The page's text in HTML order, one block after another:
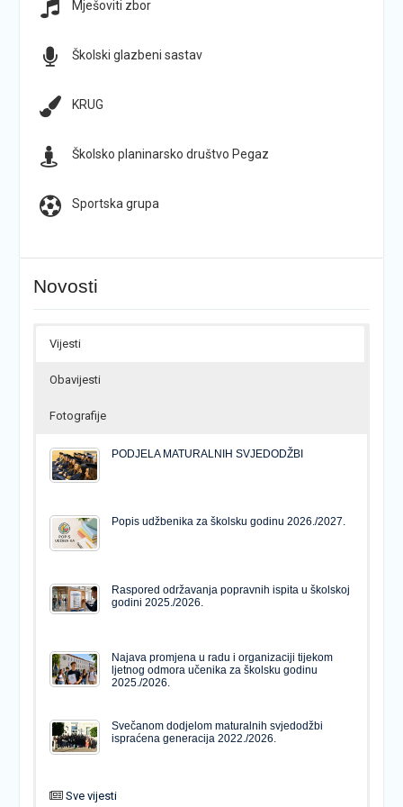
Mješoviti zbor
Školski glazbeni sastav
KRUG
Školsko planinarsko društvo Pegaz
Sportska grupa
Novosti
Vijesti
Obavijesti
Fotografije
PODJELA MATURALNIH SVJEDODŽBI
Popis udžbenika za školsku godinu 2026./2027.
Raspored održavanja popravnih ispita u školskoj
godini 2025./2026.
Najava promjena u radu i organizaciji tijekom
ljetnog odmora učenika za školsku godinu
2025./2026.
Svečanom dodjelom maturalnih svjedodžbi
ispraćena generacija 2022./2026.
Sve vijesti